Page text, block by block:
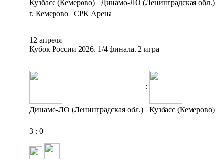
Кузбасс (Кемерово)
Динамо-ЛО (Ленинградская обл.)
г. Кемерово | СРК Арена
12 апреля
Кубок России 2026. 1/4 финала. 2 игра
:
Динамо-ЛО (Ленинградская обл.) Кузбасс (Кемерово)
3 : 0